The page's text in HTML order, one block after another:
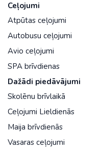
Ceļojumi
Atpūtas ceļojumi
Autobusu ceļojumi
Avio ceļojumi
SPA brīvdienas
Dažādi piedāvājumi
Skolēnu brīvlaikā
Ceļojumi Lieldienās
Maija brīvdienās
Vasaras ceļojumi